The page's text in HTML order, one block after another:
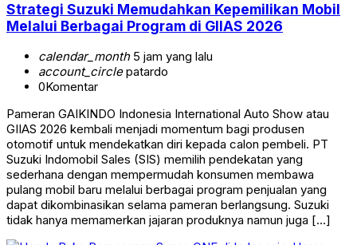
Strategi Suzuki Memudahkan Kepemilikan Mobil
Melalui Berbagai Program di GIIAS 2026
calendar_month5 jam yang lalu
account_circlepatardo
0Komentar
Pameran GAIKINDO Indonesia International Auto Show atau
GIIAS 2026 kembali menjadi momentum bagi produsen
otomotif untuk mendekatkan diri kepada calon pembeli. PT
Suzuki Indomobil Sales (SIS) memilih pendekatan yang
sederhana dengan mempermudah konsumen membawa
pulang mobil baru melalui berbagai program penjualan yang
dapat dikombinasikan selama pameran berlangsung. Suzuki
tidak hanya memamerkan jajaran produknya namun juga […]